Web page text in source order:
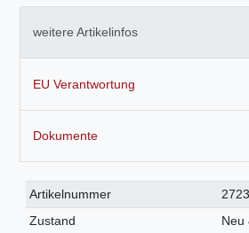
weitere Artikelinfos
EU Verantwortung
Dokumente
Technisches
Merkmal
Wert
Artikelnummer
Zustand
Neu